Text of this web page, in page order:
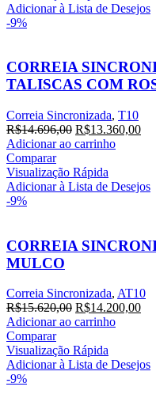
R$13.655,40.
Adicionar à Lista de Desejos
-9%
CORREIA
TALISCAS COM
Correia Sincronizada, T10
R$14.696,00 O
preço
era:
R$14.696,00.
R$13.360,00O
Adicionar ao carrinho
Comparar
Visualização Rápida
Adicionar à Lista de Desejos
-9%
CORREIA
MULCO
Correia Sincronizada, AT10
R$15.620,00 O
preço
era:
R$15.620,00.
R$14.200,00O
Adicionar ao carrinho
Comparar
Visualização Rápida
Adicionar à Lista de Desejos
-9%